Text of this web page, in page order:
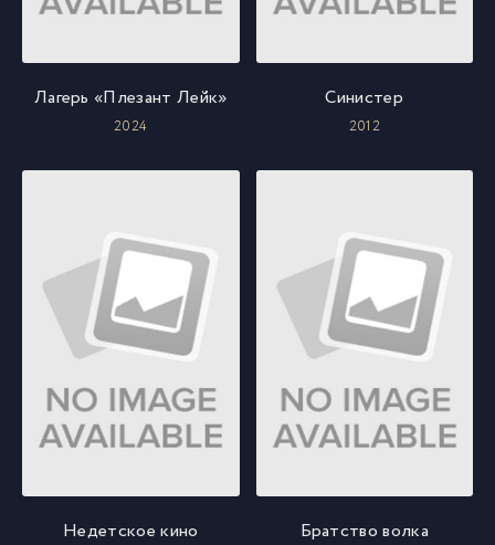
Лагерь «Плезант Лейк»
2024
Синистер
2012
Недетское кино Братство волка